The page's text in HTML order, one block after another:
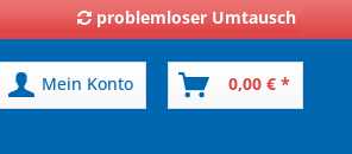
problemloser Umtausch
Mein Konto 0,00 € *